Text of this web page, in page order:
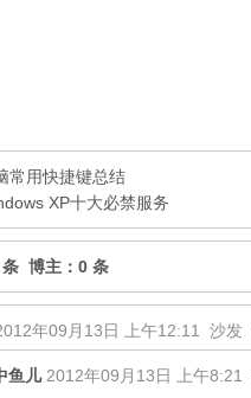
常用快捷键总结
XP十大必禁服务
博主：0 条
年09月13日 上午12:11 沙发
鱼儿 2012年09月13日 上午8:21